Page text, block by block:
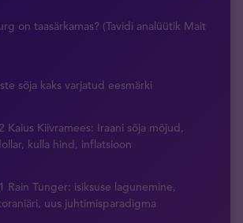
on taasärkamas? (Tavidi analüütik Mait
sõja kaks varjatud eesmärki
Kaius Kiivramees: Iraani sõja mõjud,
kulla hind, inflatsioon
Rain Tunger: isiksuse lagunemine,
uus juhtimisparadigma